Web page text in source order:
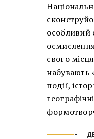
особливий
свого
набувають
події,